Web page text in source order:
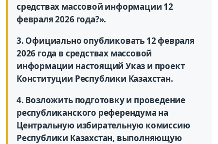
средствах массовой информации 12
февраля 2026 года?».
3. Официально опубликовать 12 февраля
2026 года в средствах массовой
информации настоящий Указ и проект
Конституции Республики Казахстан.
4. Возложить подготовку и проведение
республиканского референдума на
Центральную избирательную комиссию
Республики Казахстан, выполняющую